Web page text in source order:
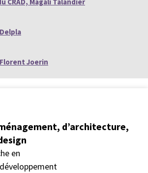
Joerin
d’architecture,
en